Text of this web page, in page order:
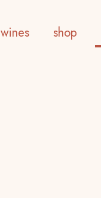
wines shop